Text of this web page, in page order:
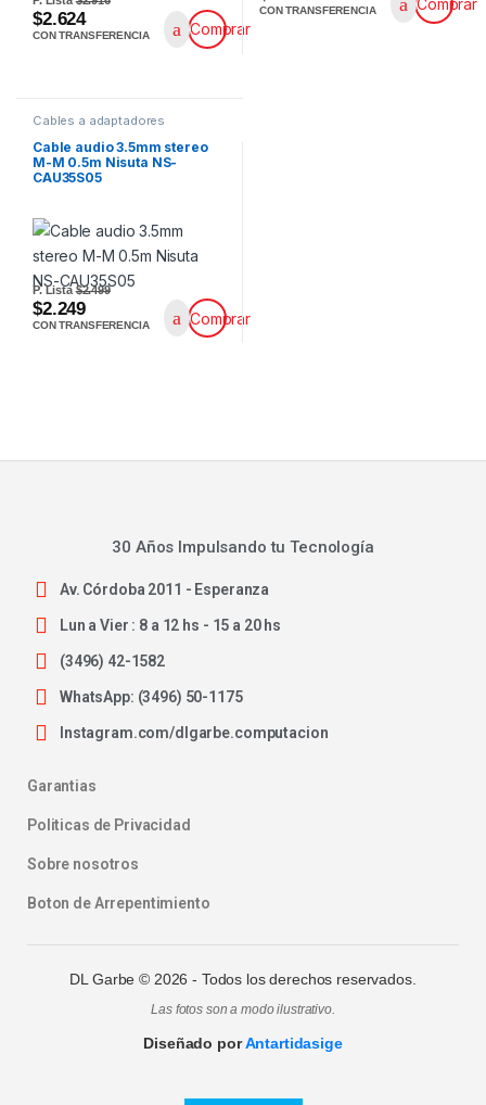
$2.624
CON TRANSFERENCIA Comprar
CON TRANSFERENCIA Comprar
Cables a adaptadores
Cable audio 3.5mm stereo
M-M 0.5m Nisuta NS-
CAU35S05
P. Lista$2.499
$2.249
CON TRANSFERENCIA Comprar
30 Años Impulsando tu Tecnología
Av. Córdoba 2011 - Esperanza
Lun a Vier : 8 a 12 hs - 15 a 20 hs
(3496) 42-1582
WhatsApp: (3496) 50-1175
Instagram.com/dlgarbe.computacion
Garantias
Politicas de Privacidad
Sobre nosotros
Boton de Arrepentimiento
DL Garbe © 2026 - Todos los derechos reservados.
Las fotos son a modo ilustrativo.
Diseñado porAntartidasige